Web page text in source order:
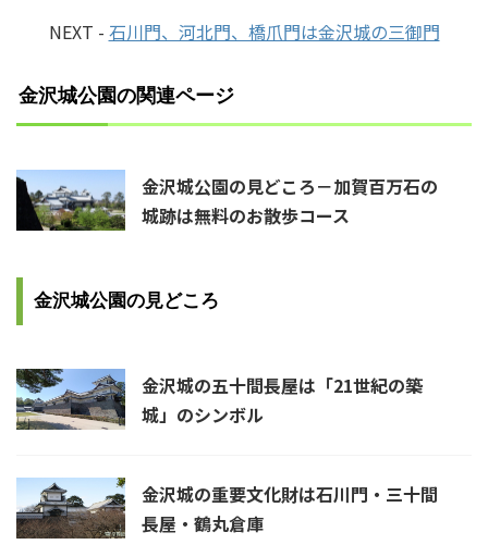
NEXT - 石川門、河北門、橋爪門は金沢城の三御門
金沢城公園の関連ページ
金沢城公園の見どころ－加賀百万石の
城跡は無料のお散歩コース
金沢城公園の見どころ
金沢城の五十間長屋は「21世紀の築
城」のシンボル
金沢城の重要文化財は石川門・三十間
長屋・鶴丸倉庫